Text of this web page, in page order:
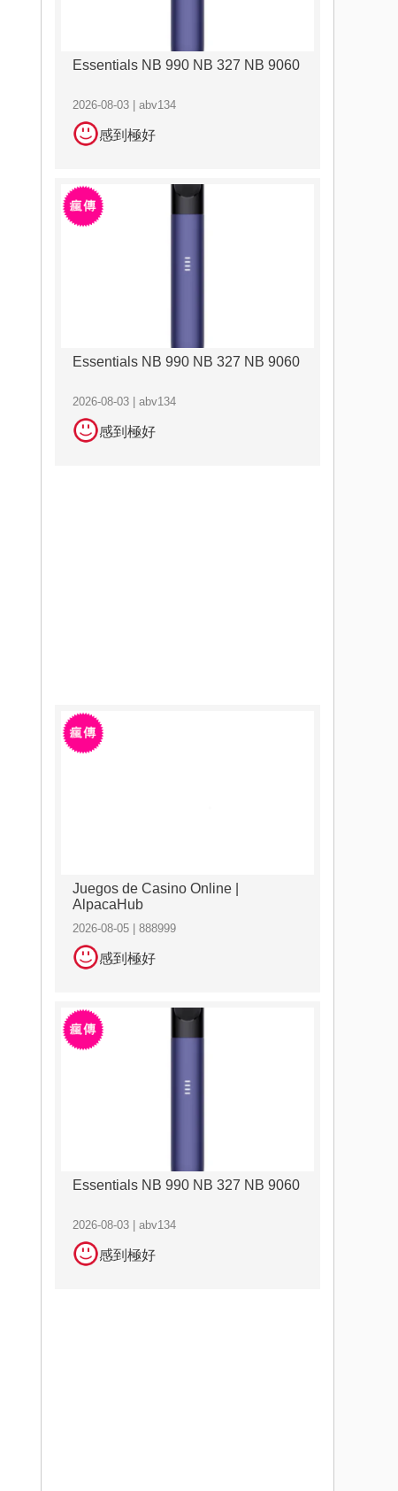
Essentials NB 990 NB 327 NB 9060
2026-08-03 | abv134
感到極好
Essentials NB 990 NB 327 NB 9060
2026-08-03 | abv134
感到極好
Juegos de Casino Online |
AlpacaHub
2026-08-05 | 888999
感到極好
Essentials NB 990 NB 327 NB 9060
2026-08-03 | abv134
感到極好